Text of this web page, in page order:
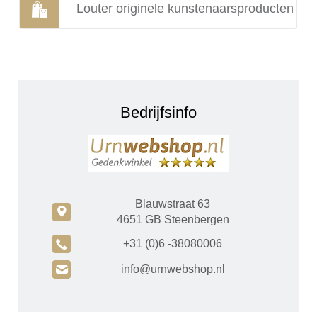
Louter originele kunstenaarsproducten
Bedrijfsinfo
c
Blauwstraat 63
4651 GB Steenbergen
A +31 (0)6 -38080006
H info@urnwebshop.nl